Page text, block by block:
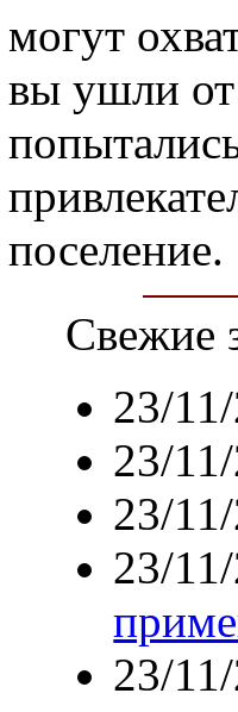
могут
вы ушли
поселение.
Свежие
23/
23/
23/
23/
23/